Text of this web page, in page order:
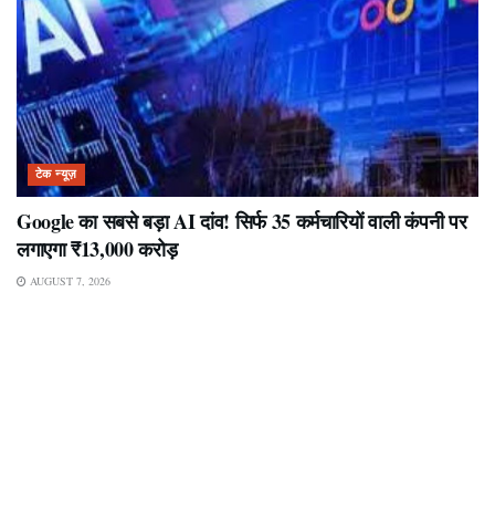
टेक न्यूज़
Google का सबसे बड़ा AI दांव! सिर्फ 35 कर्मचारियों वाली कंपनी पर
लगाएगा ₹13,000 करोड़
AUGUST 7, 2026